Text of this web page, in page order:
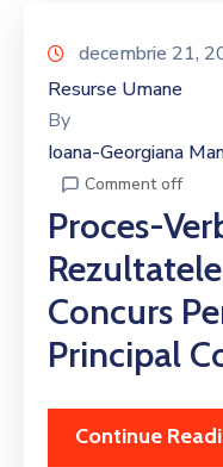
decembrie 21,
Resurse Umane
By
Ioana-Georgiana
Comment off
Proces-
Concurs
Principal
Continue